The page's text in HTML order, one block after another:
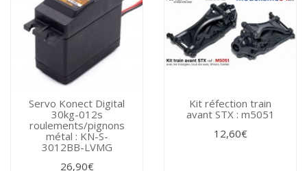
Servo Konect Digital
30kg-012s
roulements/pignons
métal : KN-S-
3012BB-LVMG
26,90€
Kit réfection train
avant STX : m5051
12,60€